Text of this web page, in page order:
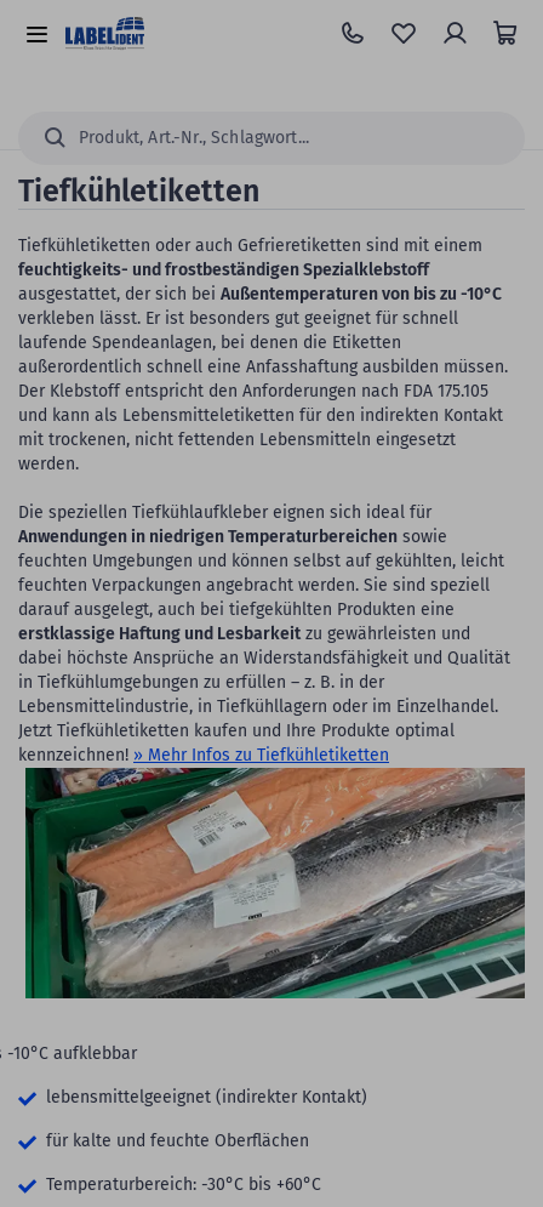
Hauptinhalt
springen
Alle
Suchen...
Tiefkühletiketten
Tiefkühletiketten oder auch Gefrieretiketten sind mit einem
feuchtigkeits- und frostbeständigen Spezialklebstoff
ausgestattet, der sich bei Außentemperaturen von bis zu -10°C
verkleben lässt. Er ist besonders gut geeignet für schnell
laufende Spendeanlagen, bei denen die Etiketten
außerordentlich schnell eine Anfasshaftung ausbilden müssen.
Der Klebstoff entspricht den Anforderungen nach FDA 175.105
und kann als Lebensmitteletiketten für den indirekten Kontakt
mit trockenen, nicht fettenden Lebensmitteln eingesetzt
werden.
Die speziellen Tiefkühlaufkleber eignen sich ideal für
Anwendungen in niedrigen Temperaturbereichen sowie
feuchten Umgebungen und können selbst auf gekühlten, leicht
feuchten Verpackungen angebracht werden. Sie sind speziell
darauf ausgelegt, auch bei tiefgekühlten Produkten eine
erstklassige Haftung und Lesbarkeitzu gewährleisten und
dabei höchste Ansprüche an Widerstandsfähigkeit und Qualität
in Tiefkühlumgebungen zu erfüllen – z. B. in der
Lebensmittelindustrie, in Tiefkühllagern oder im Einzelhandel.
Jetzt Tiefkühletiketten kaufen und Ihre Produkte optimal
kennzeichnen! » Mehr Infos zu Tiefkühletiketten
-10°C aufklebbar
lebensmittelgeeignet (indirekter Kontakt)
für kalte und feuchte Oberflächen
Temperaturbereich: -30°C bis +60°C